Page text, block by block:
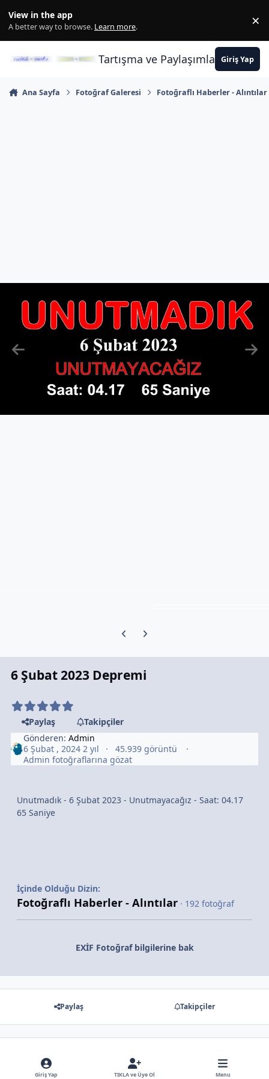
View in the app
A better way to browse. Learn more. ×
Tartışma ve PaylaşımlarınGiriş Yap
Ana Sayfa Fotoğraf Galeresi Fotoğraflı Haberler - Alıntılar
Previous carousel slide
Next carousel slide
6 Şubat 2023 Depremi
Paylaş
Takipçiler
Gönderen:Admin
6 Şubat , 20242 yıl
45.939 görüntü
Admin fotoğraflarına gözat
Unutmadık - 6 Şubat 2023 - Unutmayacağız - Saat: 04.17
65 Saniye
İçinde Olduğu Dizin:
Fotoğraflı Haberler - Alıntılar · 192 fotoğraf
EXİF Fotoğraf bilgilerine bak
Paylaş Takipçiler
Gösterilecek hiç bir yorum yok
Giriş Yap TIKLA ve Üye Ol Menu